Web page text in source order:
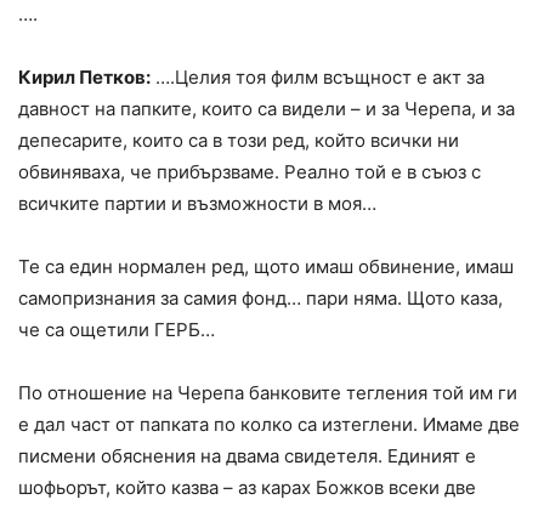
….
Кирил Петков: ….Целия тоя филм всъщност е акт за
давност на папките, които са видели – и за Черепа, и за
депесарите, които са в този ред, който всички ни
обвиняваха, че прибързваме. Реално той е в съюз с
всичките партии и възможности в моя…
Те са един нормален ред, щото имаш обвинение, имаш
самопризнания за самия фонд… пари няма. Щото каза,
че са ощетили ГЕРБ…
По отношение на Черепа банковите тегления той им ги
е дал част от папката по колко са изтеглени. Имаме две
писмени обяснения на двама свидетеля. Единият е
шофьорът, който казва – аз карах Божков всеки две